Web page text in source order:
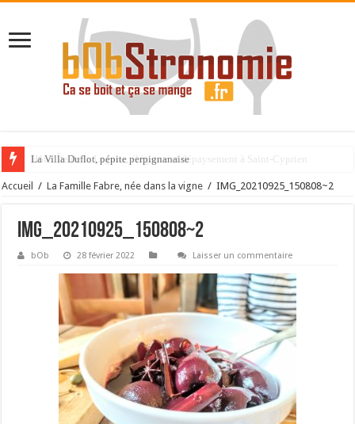
La Villa Duflot, pépite perpignanaise
Accueil / La Famille Fabre, née dans la vigne / IMG_20210925_150808~2
IMG_20210925_150808~2
bOb 28 février 2022 Laisser un commentaire